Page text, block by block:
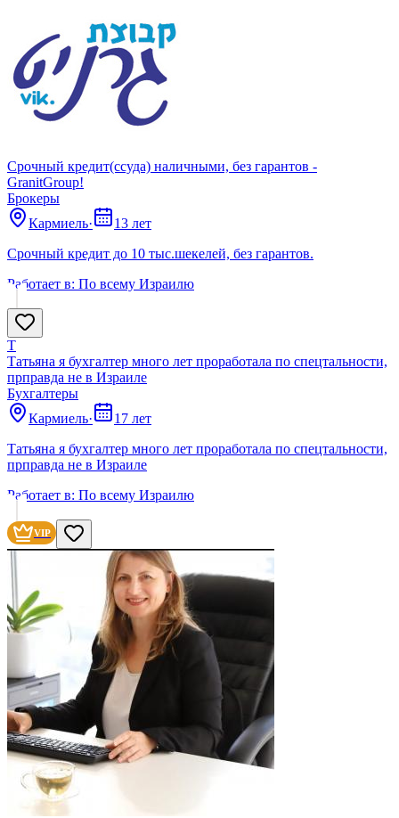
Срочный кредит(ссуда) наличными, без гарантов -
GranitGroup!
Брокеры
Кармиель·
13 лет
Срочный кредит до 10 тыс.шекелей, без гарантов.
Работает в: По всему Израилю
Т
Татьяна я бухгалтер много лет проработала по спецтальности,
прправда не в Израиле
Бухгалтеры
Кармиель·
17 лет
Татьяна я бухгалтер много лет проработала по спецтальности,
прправда не в Израиле
Работает в: По всему Израилю
VIP